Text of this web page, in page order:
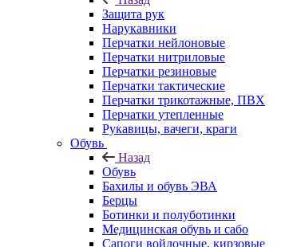
Защита рук
Нарукавники
Перчатки нейлоновые
Перчатки нитриловые
Перчатки резиновые
Перчатки тактические
Перчатки трикотажные, ПВХ
Перчатки утепленные
Рукавицы, вачеги, краги
Обувь
Назад
Обувь
Бахилы и обувь ЭВА
Берцы
Ботинки и полуботинки
Медицинская обувь и сабо
Сапоги войлочные, кирзовые